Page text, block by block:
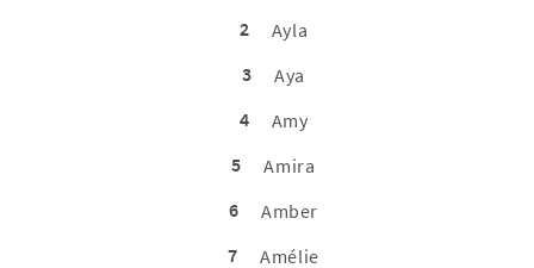
2
Ayla
3
Aya
4
Amy
5
Amira
6
Amber
7
Amélie